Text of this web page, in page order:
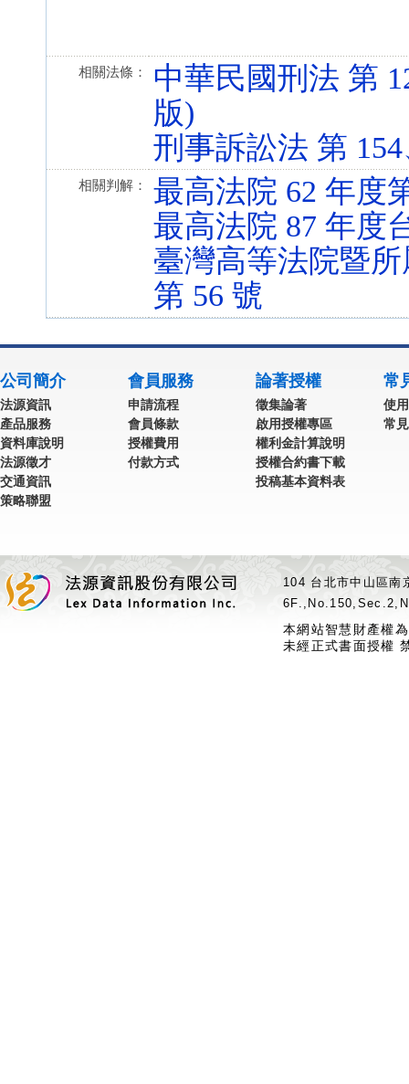
相關法條：
中華民國刑法 第
版)
刑事訴訟法 第
相關判解：
最高法院 62 年度
最高法院 87 年度
臺灣高等法院暨
第 56 號
公司簡介
法源資訊
產品服務
資料庫說明
法源徵才
交通資訊
策略聯盟
會員服務
申請流程
會員條款
授權費用
付款方式
論著授權
徵集論著
啟用授權專區
權利金計算說明
授權合約書下載
投稿基本資料表
常
使
常
104 台北市中山區
本網站智慧財產權
未經正式書面授權